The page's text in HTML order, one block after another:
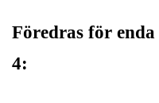
Föredras för
4: